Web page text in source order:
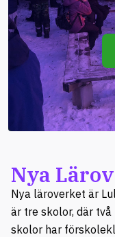
Nya
Nya läroverket är
är tre skolor, där
skolor har